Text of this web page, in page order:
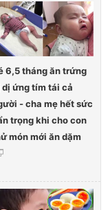
6,5 tháng ăn trứng
dị ứng tím tái cả
- cha mẹ hết sức
trọng khi cho con
món mới ăn dặm